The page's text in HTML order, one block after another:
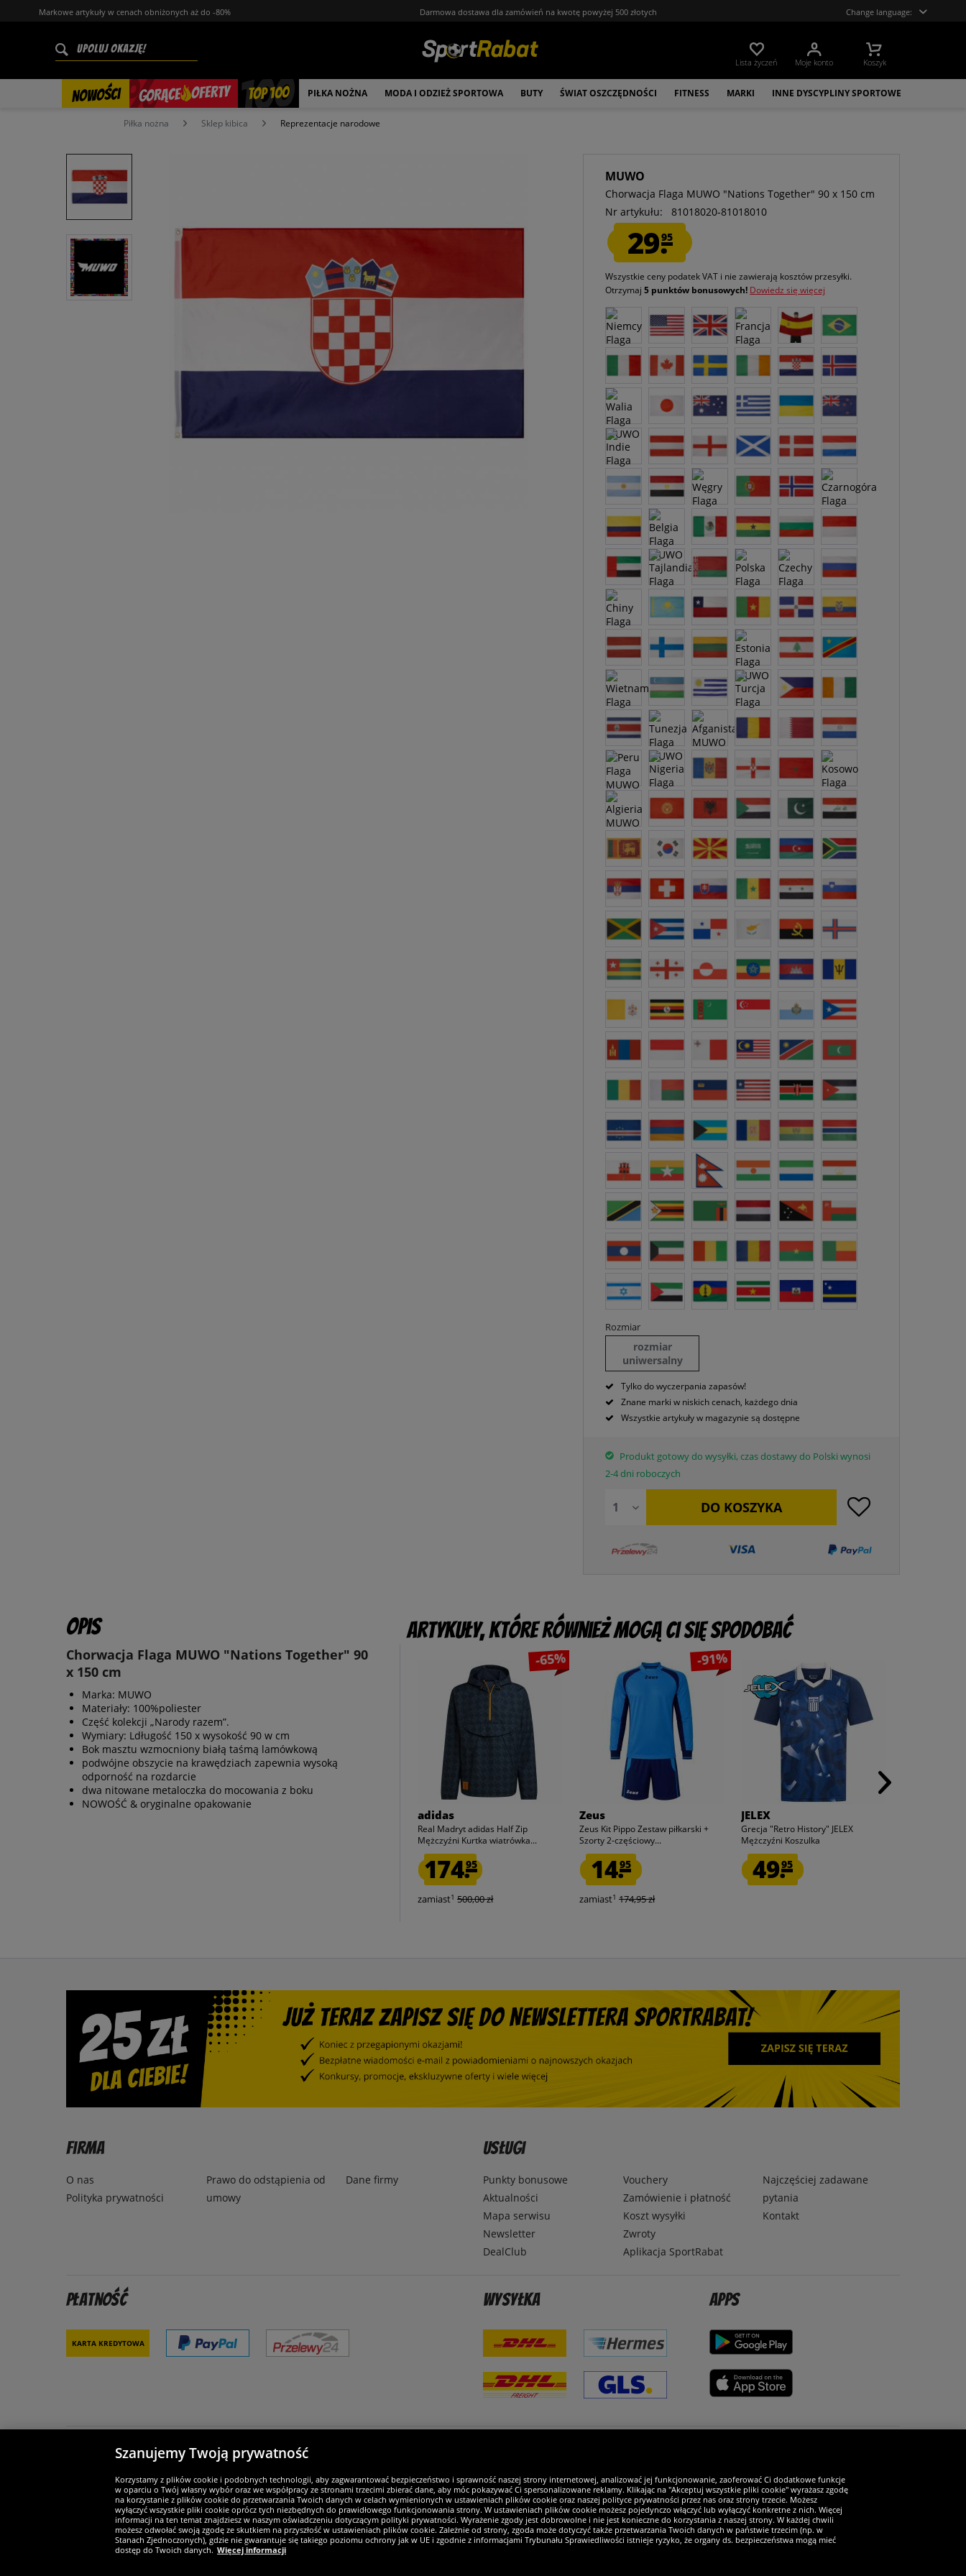
Markowe artykuły w cenach obniżonych aż do -80% Darmowa dostawa dla zamówień na kwotę powyżej 500 złotych Change language:
Lista życzeń Moje konto Koszyk
NOWOŚCI GORĄCE OFERTY
% TOP 100 PIŁKA NOŻNA MODA I ODZIEŻ SPORTOWA BUTY ŚWIAT OSZCZĘDNOŚCI FITNESS MARKI INNE DYSCYPLINY SPORTOWE
Piłka nożna Sklep kibica Reprezentacje narodowe
MUWO
Chorwacja Flaga MUWO "Nations Together" 90 x 150 cm
Nr artykułu:
81018020-81018010
29.95
Wszystkie ceny podatek VAT i nie zawierają kosztów przesyłki.
Otrzymaj5 punktów bonusowych! Dowiedz się więcej
Rozmiar
rozmiar
uniwersalny
Tylko do wyczerpania zapasów!
Znane marki w niskich cenach, każdego dnia
Wszystkie artykuły w magazynie są dostępne
Produkt gotowy do wysyłki, czas dostawy do Polski wynosi
2-4 dni roboczych
DO KOSZYKA
Opis
Chorwacja Flaga MUWO "Nations Together" 90
x 150 cm
Marka: MUWO
Materiały: 100%poliester
Część kolekcji „Narody razem”.
Wymiary: Ldługość 150 x wysokość 90 w cm
Bok masztu wzmocniony białą taśmą lamówkową
podwójne obszycie na krawędziach zapewnia wysoką
odporność na rozdarcie
dwa nitowane metaloczka do mocowania z boku
NOWOŚĆ & oryginalne opakowanie
Artykuły, które również mogą Ci się spodobać
-65%
adidas
Real Madryt adidas Half Zip
Mężczyźni Kurtka wiatrówka...
174.95
zamiast1 500,00 zł
-91%
Zeus
Zeus Kit Pippo Zestaw piłkarski +
Szorty 2-częściowy...
14.95
zamiast1 174,95 zł
JELEX
Grecja "Retro History" JELEX
Mężczyźni Koszulka
49.95
Firma
O nas
Polityka prywatności
Prawo do odstąpienia od
umowy
Dane firmy
Usługi
Punkty bonusowe
Aktualności
Mapa serwisu
Newsletter
DealClub
Vouchery
Zamówienie i płatność
Koszt wysyłki
Zwroty
Aplikacja SportRabat
Najczęściej zadawane
pytania
Kontakt
Płatność
Karta kredytowa
Wysyłka Apps
Partnerzy i bezpieczeństwo
Widerruf
Jesteśmy wyjątkowi
Szanujemy Twoją prywatność
Korzystamy z plików cookie i podobnych technologii, aby zagwarantować bezpieczeństwo i sprawność naszej strony internetowej, analizować jej funkcjonowanie, zaoferować Ci dodatkowe funkcje
w oparciu o Twój własny wybór oraz we współpracy ze stronami trzecimi zbierać dane, aby móc pokazywać Ci spersonalizowane reklamy. Klikając na "Akceptuj wszystkie pliki cookie" wyrażasz zgodę
na korzystanie z plików cookie do przetwarzania Twoich danych w celach wymienionych w ustawieniach plików cookie oraz naszej polityce prywatności przez nas oraz strony trzecie. Możesz
wyłączyć wszystkie pliki cookie oprócz tych niezbędnych do prawidłowego funkcjonowania strony. W ustawieniach plików cookie możesz pojedynczo włączyć lub wyłączyć konkretne z nich. Więcej
informacji na ten temat znajdziesz w naszym oświadczeniu dotyczącym polityki prywatności. Wyrażenie zgody jest dobrowolne i nie jest konieczne do korzystania z naszej strony. W każdej chwili
możesz odwołać swoją zgodę ze skutkiem na przyszłość w ustawieniach plików cookie. Zależnie od strony, zgoda może dotyczyć także przetwarzania Twoich danych w państwie trzecim (np. w
Stanach Zjednoczonych), gdzie nie gwarantuje się takiego poziomu ochrony jak w UE i zgodnie z informacjami Trybunału Sprawiedliwości istnieje ryzyko, że organy ds. bezpieczeństwa mogą mieć
dostęp do Twoich danych. Więcej informacji